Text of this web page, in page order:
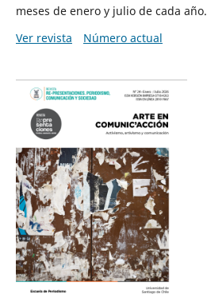
meses de enero y julio de cada año.
Ver revista
Número actual